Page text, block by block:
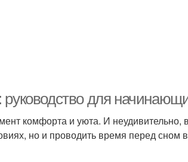
руководство для
комфорта и уюта. И неудивительно,
но и проводить время перед сном в